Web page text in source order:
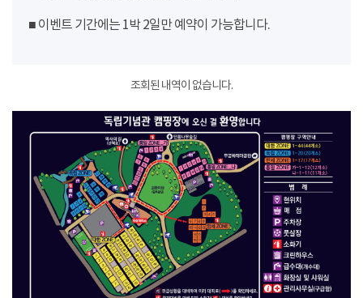
■ 이벤트 기간에는 1박 2일만 예약이 가능합니다.
조회된 내역이 없습니다.